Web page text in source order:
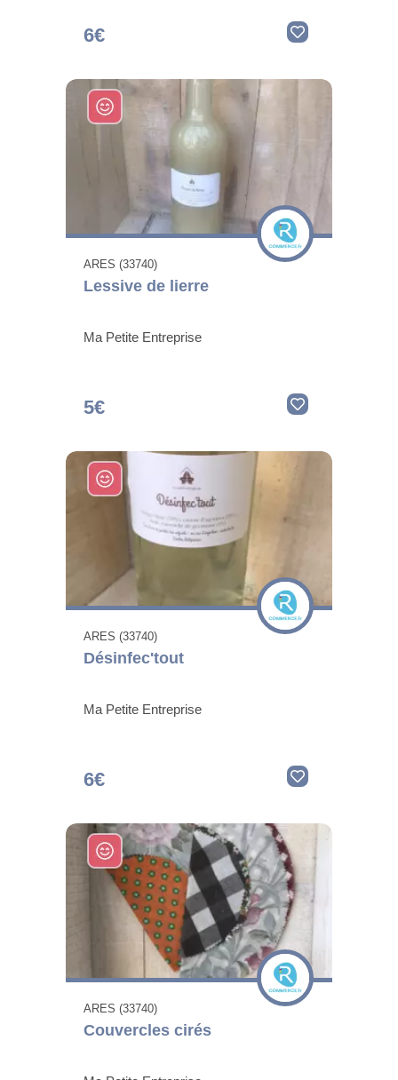
6€
ARES (33740)
Lessive de lierre
Ma Petite Entreprise
5€
ARES (33740)
Désinfec'tout
Ma Petite Entreprise
6€
ARES (33740)
Couvercles cirés